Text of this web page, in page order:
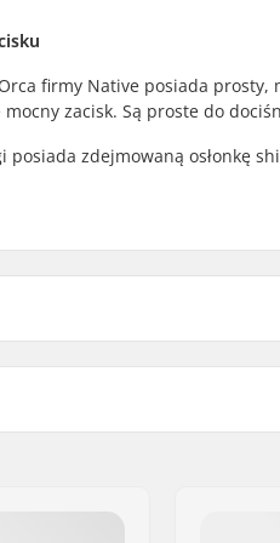
firmy Native posiada
zacisk. Są proste do
posiada zdejmowaną osłonkę
obejmy:
32mm
Włączony